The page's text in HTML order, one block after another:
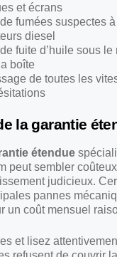
et écrans
de fumées suspectes
diesel
fuite d’huile sous le
boîte
de toutes les
la garantie
étendue
peut sembler
judicieux.
pannes
un coût mensuel
et lisez